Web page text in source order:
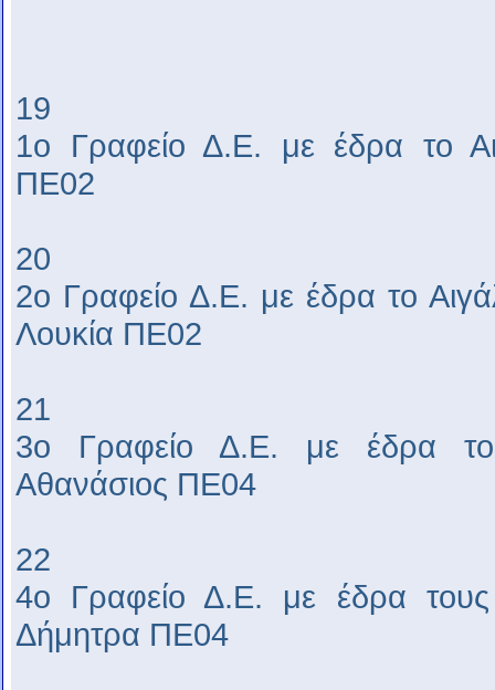
19
1ο Γραφείο Δ.Ε. με έδρα το
ΠΕ02
20
2ο Γραφείο Δ.Ε. με έδρα το
Λουκία ΠΕ02
21
3ο Γραφείο Δ.Ε. με έδρα το
Αθανάσιος ΠΕ04
22
4ο Γραφείο Δ.Ε. με έδρα
Δήμητρα ΠΕ04